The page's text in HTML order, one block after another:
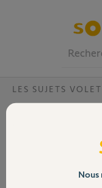
Volet
LES SUJETS VOLET
Réinitialiser
Ma box connexoon est
Le pin de ma box est :
Nous